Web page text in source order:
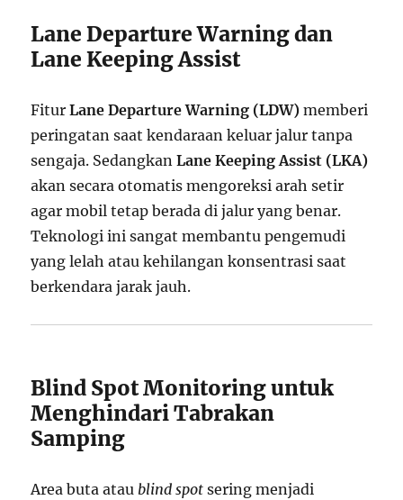
Lane Departure Warning dan
Lane Keeping Assist
FiturLane Departure Warning (LDW) memberi
peringatan saat kendaraan keluar jalur tanpa
sengaja. SedangkanLane Keeping Assist (LKA)
akan secara otomatis mengoreksi arah setir
agar mobil tetap berada di jalur yang benar.
Teknologi ini sangat membantu pengemudi
yang lelah atau kehilangan konsentrasi saat
berkendara jarak jauh.
Blind Spot Monitoring untuk
Menghindari Tabrakan
Samping
Area buta atau blind spot sering menjadi